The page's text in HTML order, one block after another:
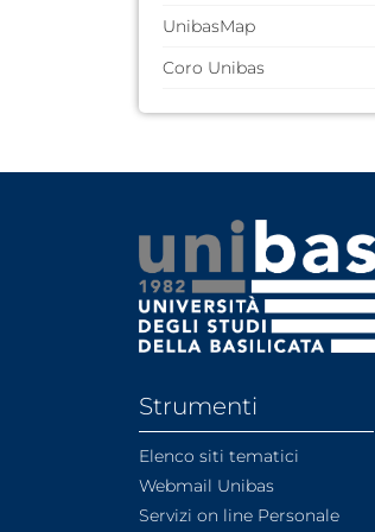
Tecnico-Amministrativo
Merchandising
UnibasMap
Coro Unibas
Strumenti
Elenco siti tematici
Webmail Unibas
Servizi on line Personale